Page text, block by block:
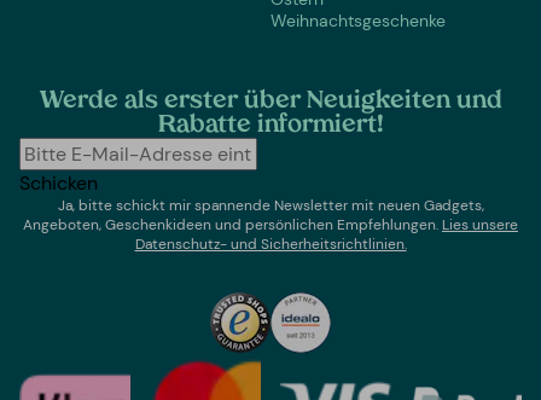
Weihnachtsgeschenke
Werde als erster über Neuigkeiten und
Rabatte informiert!
Schicken
Ja, bitte schickt mir spannende Newsletter mit neuen Gadgets,
Angeboten, Geschenkideen und persönlichen Empfehlungen. Lies unsere
Datenschutz- und Sicherheitsrichtlinien.